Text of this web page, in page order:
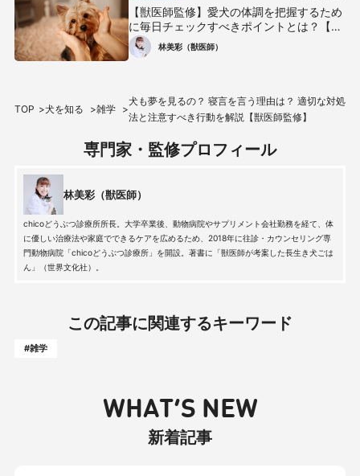
【獣医師監修】愛犬の体調を把握するため
に毎日チェックすべきポイントとは？【犬
の健康診断】
林美彩（獣医師）
TOP 犬を知る 雑学
犬も夢を見るの？ 寝言を言う理由は？ 適切な対処
法と注意すべき行動を解説【獣医師監修】
専門家・監修プロフィール
林美彩（獣医師）
chicoどうぶつ診療所所長。大学卒業後、動物病院やサプリメント会社勤務を経て、体
に優しい治療法や家庭でできるケアを広めるため、2018年に往診・カウンセリング専
門動物病院「chicoどうぶつ診療所」を開設。著書に「獣医師が考案した長生き犬ごは
ん」（世界文化社）。
この記事に関連するキーワード
#雑学
WHAT’S NEW
新着記事